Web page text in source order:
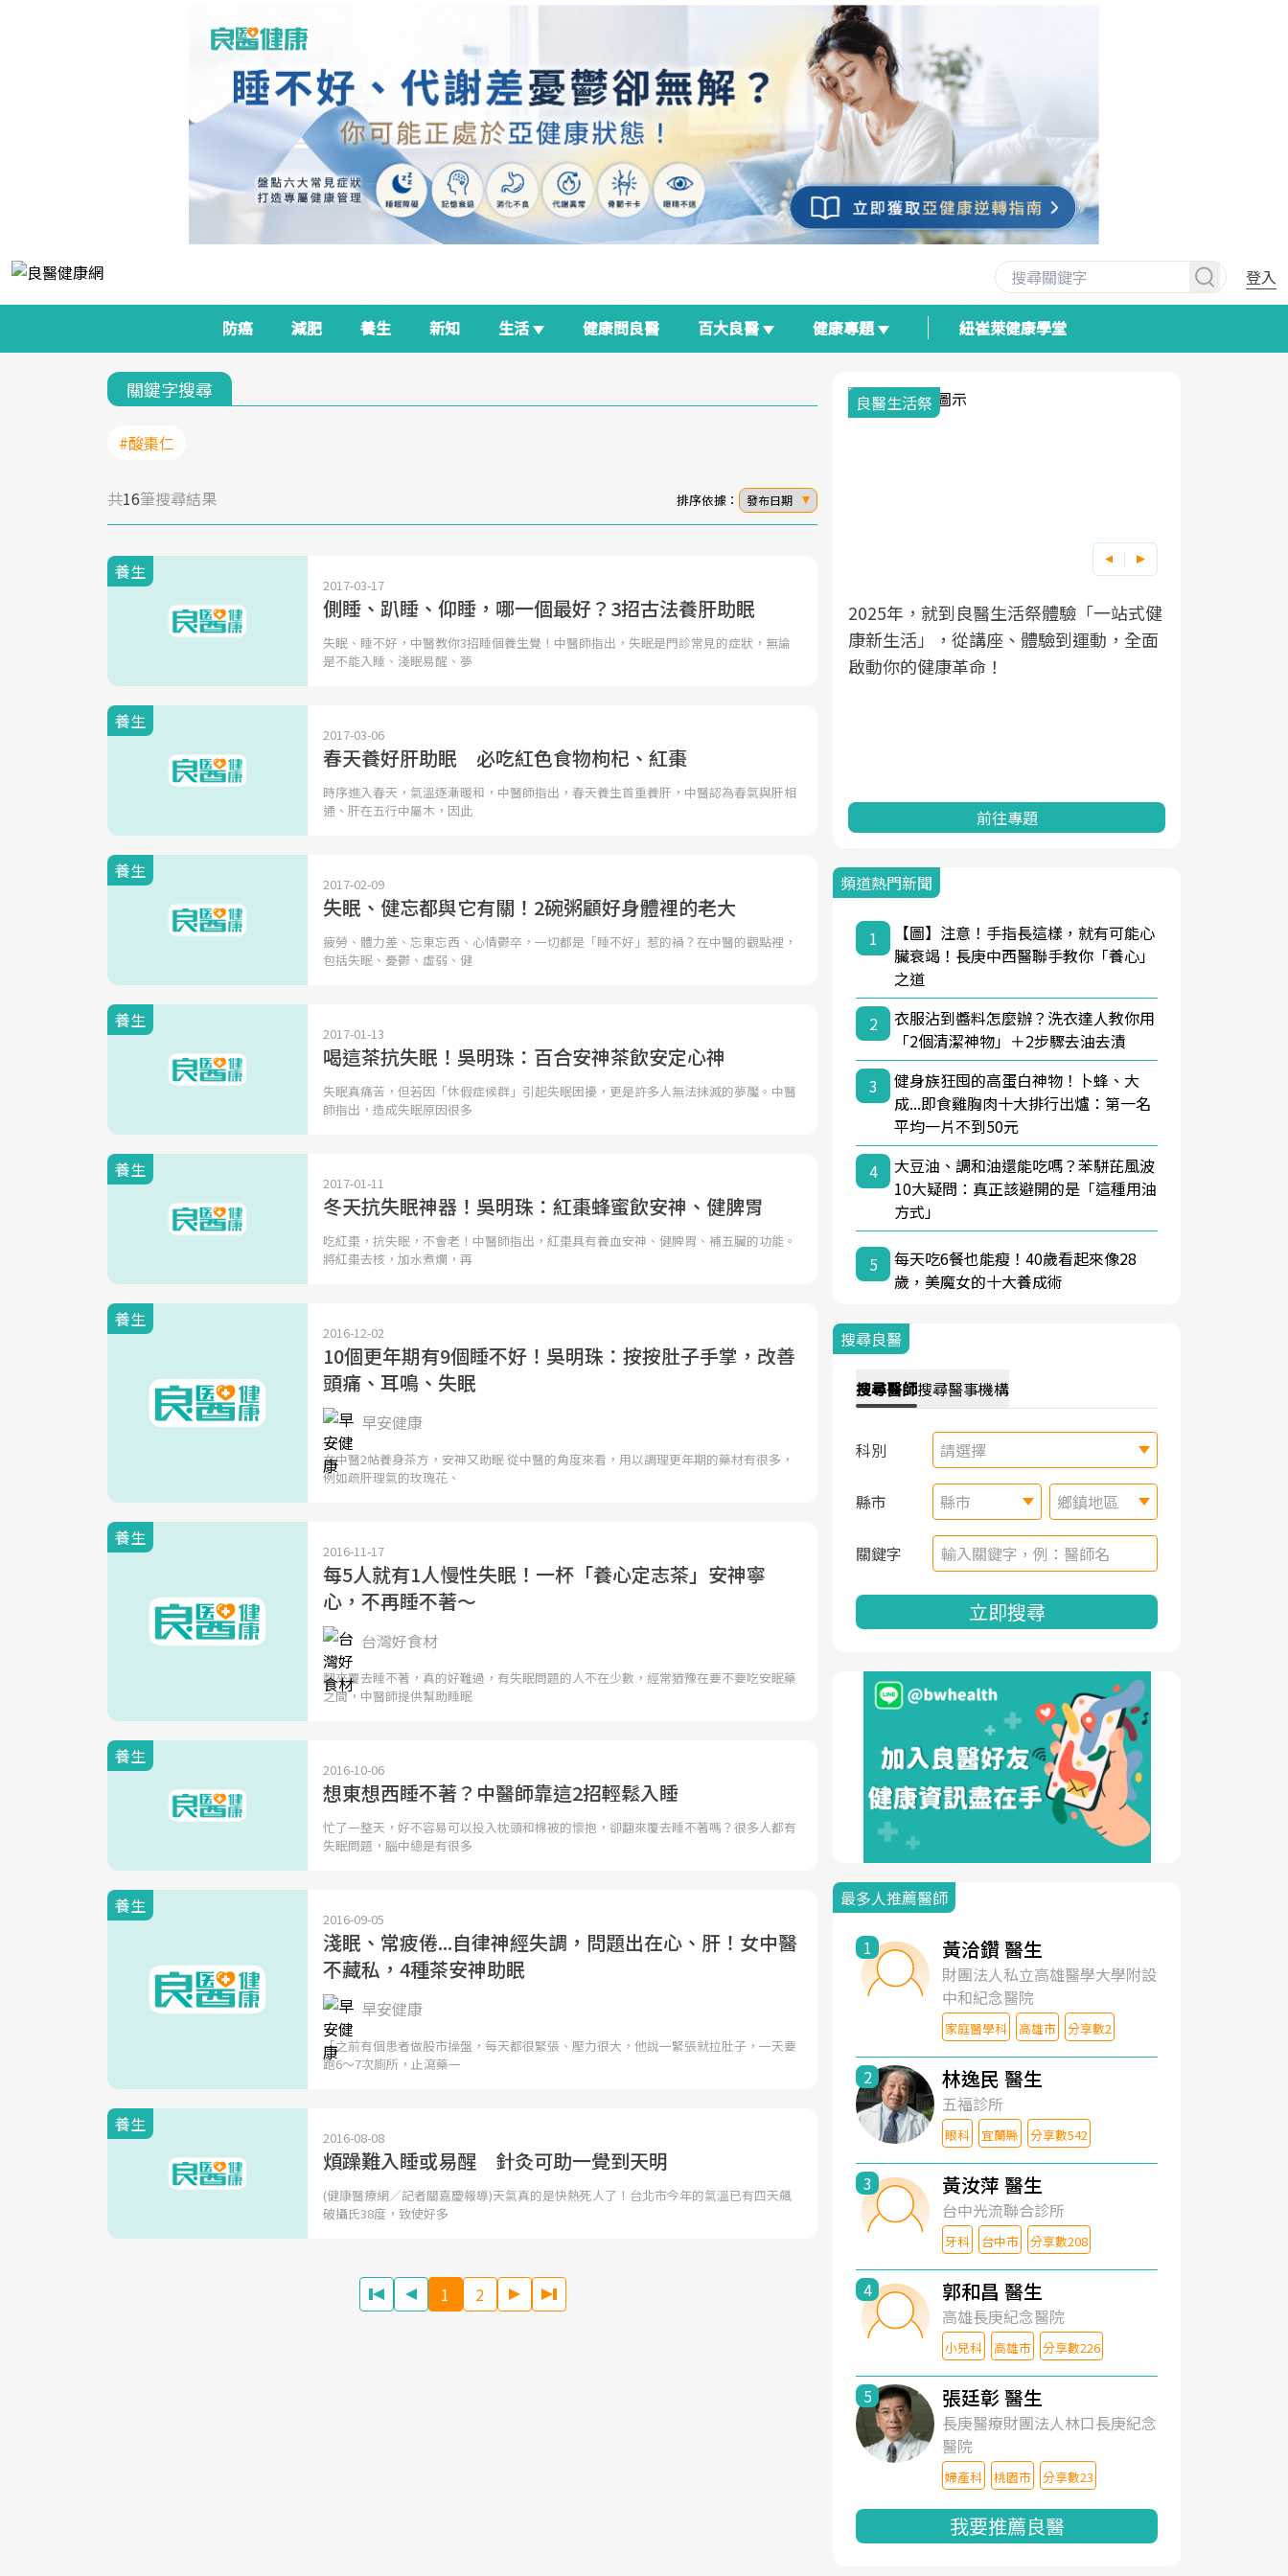
登入
防癌 減肥 養生 新知 生活 健康問良醫 百大良醫 健康專題 紐崔萊健康學堂
關鍵字搜尋
#酸棗仁
共16筆搜尋結果 排序依據： 發布日期
養生
2017-03-17
側睡、趴睡、仰睡，哪一個最好？3招古法養肝助眠
失眠、睡不好，中醫教你3招睡個養生覺！中醫師指出，失眠是門診常見的症狀，無論
是不能入睡、淺眠易醒、夢
養生
2017-03-06
春天養好肝助眠 必吃紅色食物枸杞、紅棗
時序進入春天，氣溫逐漸暖和，中醫師指出，春天養生首重養肝，中醫認為春氣與肝相
通、肝在五行中屬木，因此
養生
2017-02-09
失眠、健忘都與它有關！2碗粥顧好身體裡的老大
疲勞、體力差、忘東忘西、心情鬱卒，一切都是「睡不好」惹的禍？在中醫的觀點裡，
包括失眠、憂鬱、虛弱、健
養生
2017-01-13
喝這茶抗失眠！吳明珠：百合安神茶飲安定心神
失眠真痛苦，但若因「休假症候群」引起失眠困擾，更是許多人無法抹滅的夢魘。中醫
師指出，造成失眠原因很多
養生
2017-01-11
冬天抗失眠神器！吳明珠：紅棗蜂蜜飲安神、健脾胃
吃紅棗，抗失眠，不會老！中醫師指出，紅棗具有養血安神、健脾胃、補五臟的功能。
將紅棗去核，加水煮爛，再
養生
2016-12-02
10個更年期有9個睡不好！吳明珠：按按肚子手掌，改善
頭痛、耳鳴、失眠
早安健康
女中醫2帖養身茶方，安神又助眠 從中醫的角度來看，用以調理更年期的藥材有很多，
例如疏肝理氣的玫瑰花、
養生
2016-11-17
每5人就有1人慢性失眠！一杯「養心定志茶」安神寧
心，不再睡不著～
台灣好食材
翻來覆去睡不著，真的好難過，有失眠問題的人不在少數，經常猶豫在要不要吃安眠藥
之間，中醫師提供幫助睡眠
養生
2016-10-06
想東想西睡不著？中醫師靠這2招輕鬆入睡
忙了一整天，好不容易可以投入枕頭和棉被的懷抱，卻翻來覆去睡不著嗎？很多人都有
失眠問題，腦中總是有很多
養生
2016-09-05
淺眠、常疲倦...自律神經失調，問題出在心、肝！女中醫
不藏私，4種茶安神助眠
早安健康
「之前有個患者做股市操盤，每天都很緊張、壓力很大，他說一緊張就拉肚子，一天要
跑6～7次廁所，止瀉藥一
養生
2016-08-08
煩躁難入睡或易醒 針灸可助一覺到天明
(健康醫療網／記者關嘉慶報導)天氣真的是快熱死人了！台北市今年的氣溫已有四天飆
破攝氏38度，致使好多
1 2
面對超高齡社會的浪潮，台灣正在快速邁
向「健康照護」的新時代。隨著國家政策
務，更是民眾了解自身健康狀況、啟動健
康管理的重要起點。
良醫生活祭
2025年，就到良醫生活祭體驗「一站式健
康新生活」，從講座、體驗到運動，全面
我與健康韌性的距離
良醫健康網從「換季的身體變化」出發，
透過醫學觀點與日常感受的對話，建立對
亞健康的認知，進而引導實際的改善行
前往專題
頻道熱門新聞
1
【圖】注意！手指長這樣，就有可能心
臟衰竭！長庚中西醫聯手教你「養心」
之道
2
衣服沾到醬料怎麼辦？洗衣達人教你用
「2個清潔神物」＋2步驟去油去漬
3
健身族狂囤的高蛋白神物！卜蜂、大
成...即食雞胸肉十大排行出爐：第一名
平均一片不到50元
4
大豆油、調和油還能吃嗎？苯駢芘風波
10大疑問：真正該避開的是「這種用油
方式」
5
每天吃6餐也能瘦！40歲看起來像28
歲，美魔女的十大養成術
搜尋良醫
搜尋醫師搜尋醫事機構
科別 請選擇
縣市 縣市 鄉鎮地區
關鍵字
立即搜尋
最多人推薦醫師
1 黃洽鑽 醫生
財團法人私立高雄醫學大學附設
中和紀念醫院
家庭醫學科 高雄市 分享數2
2 林逸民 醫生
五福診所
眼科 宜蘭縣 分享數542
3 黃汝萍 醫生
台中光流聯合診所
牙科 台中市 分享數208
4 郭和昌 醫生
高雄長庚紀念醫院
小兒科 高雄市 分享數226
5 張廷彰 醫生
長庚醫療財團法人林口長庚紀念
醫院
婦產科 桃園市 分享數23
我要推薦良醫